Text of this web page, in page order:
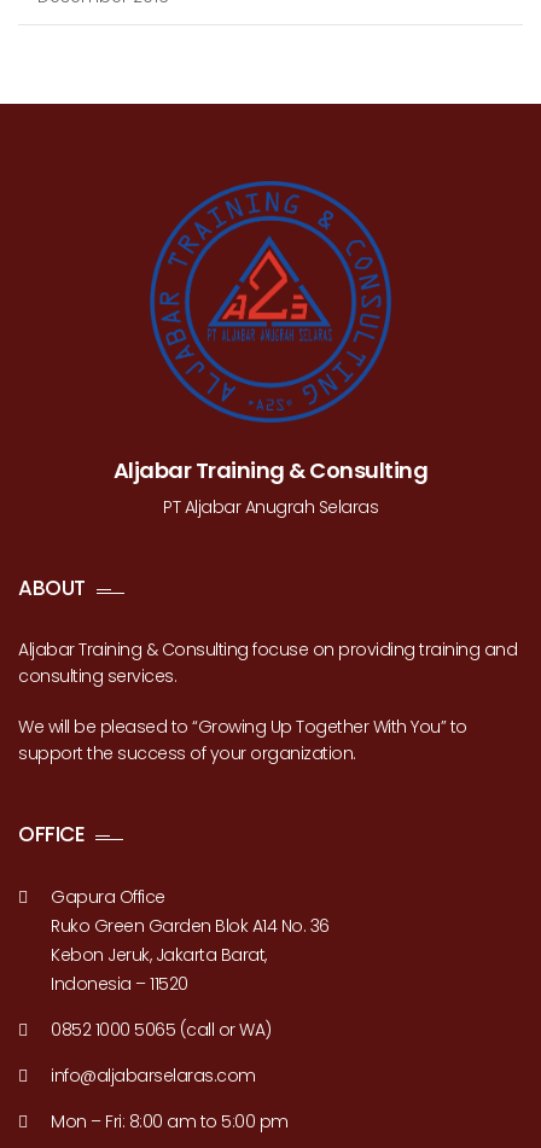
Aljabar Training & Consulting
PT Aljabar Anugrah Selaras
ABOUT
Aljabar Training & Consulting focuse on providing training and
consulting services.
We will be pleased to “Growing Up Together With You” to
support the success of your organization.
OFFICE
Gapura Office
Ruko Green Garden Blok A14 No. 36
Kebon Jeruk, Jakarta Barat,
Indonesia – 11520
0852 1000 5065 (call or WA)
info@aljabarselaras.com
Mon – Fri: 8:00 am to 5:00 pm